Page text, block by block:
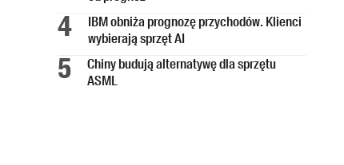
IBM obniża prognozę przychodów. Klienci
wybierają sprzęt AI
Chiny budują alternatywę dla sprzętu
ASML